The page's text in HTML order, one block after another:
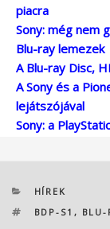
piacra
Sony: még nem
Blu-ray lemezek
A Blu-ray Disc,
A Sony és a
lejátszójával
Sony: a
KATEGÓRIÁK
HÍREK
CÍMKÉK
BDP-S1 , BLU-